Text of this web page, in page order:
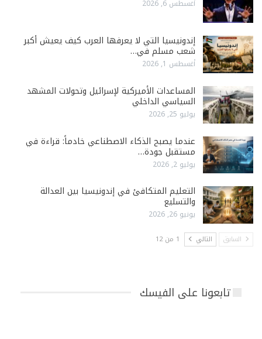
أغسطس 6, 2026
إندونيسيا التي لا يعرفها العرب كيف يعيش أكبر
شعب مسلم في…
أغسطس 1, 2026
المساعدات الأميركية لإسرائيل وتحولات المشهد
السياسي الداخلي
يوليو 25, 2026
عندما يصبح الذكاء الاصطناعي خادماً: قراءة في
مستقبل جودة…
يوليو 2, 2026
التعليم المتكافئ في إندونيسيا بين العدالة
والتسليع
يونيو 26, 2026
السابق التالي 1 من 12
تابعونا على الفيسك